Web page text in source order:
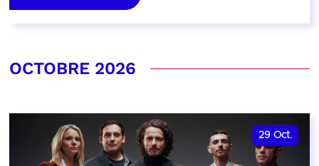
OCTOBRE 2026
29 Oct.